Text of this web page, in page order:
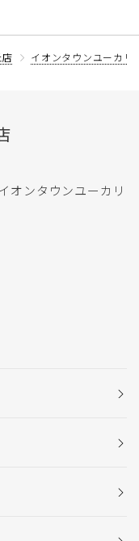
イオンタウンユーカリ
オンタウンユーカリ